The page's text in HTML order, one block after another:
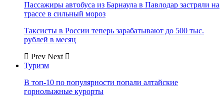
Пассажиры автобуса из Барнаула в Павлодар застряли на
трассе в сильный мороз
Таксисты в России теперь зарабатывают до 500 тыс.
рублей в месяц
Prev Next
Туризм
В топ-10 по популярности попали алтайские
горнолыжные курорты